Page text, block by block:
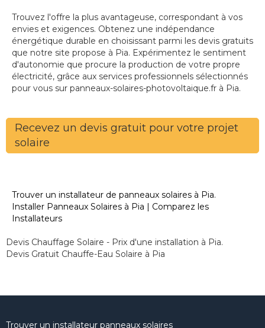
Trouvez l'offre la plus avantageuse, correspondant à vos
envies et exigences. Obtenez une indépendance
énergétique durable en choisissant parmi les devis gratuits
que notre site propose à Pia. Expérimentez le sentiment
d'autonomie que procure la production de votre propre
électricité, grâce aux services professionnels sélectionnés
pour vous sur panneaux-solaires-photovoltaique.fr à Pia.
Recevez un devis gratuit pour votre projet
solaire
Trouver un installateur de panneaux solaires à Pia.
Installer Panneaux Solaires à Pia | Comparez les
Installateurs
Devis Chauffage Solaire - Prix d'une installation à Pia.
Devis Gratuit Chauffe-Eau Solaire à Pia
Trouver un installateur panneaux solaires